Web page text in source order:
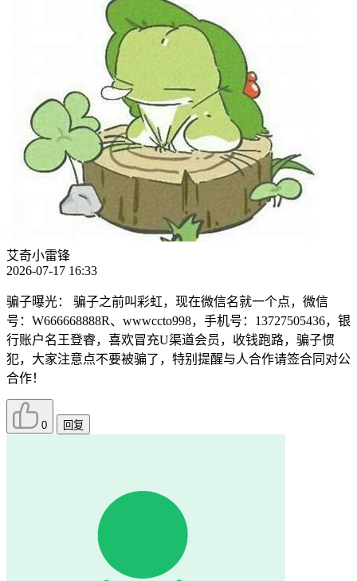
艾奇小雷锋
2026-07-17 16:33
骗子曝光： 骗子之前叫彩虹，现在微信名就一个点，微信
号：W666668888R、wwwccto998，手机号：13727505436，银
行账户名王登睿，喜欢冒充U渠道会员，收钱跑路，骗子惯
犯，大家注意点不要被骗了，特别提醒与人合作请签合同对公
合作！
0 回复